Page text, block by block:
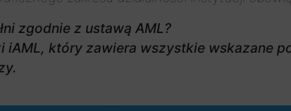
zgodnie z ustawą AML?
iAML, który zawiera wszystkie wskazane